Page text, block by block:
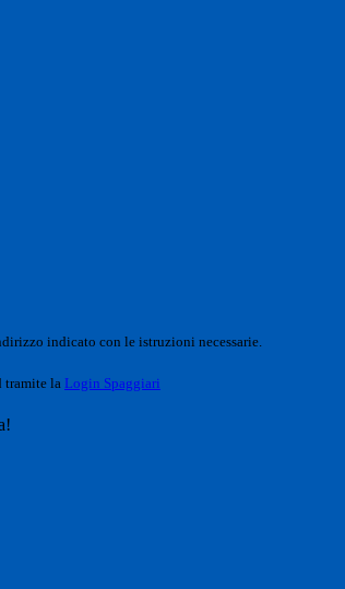
indicato con le istruzioni necessarie.
tramite la Login Spaggiari